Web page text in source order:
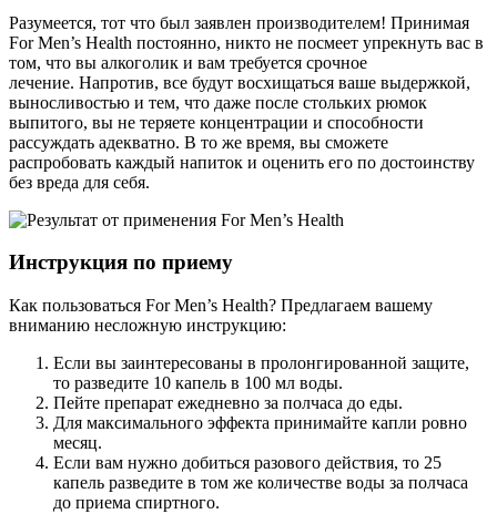
Разумеется, тот что был заявлен производителем! Принимая
For Men’s Health постоянно, никто не посмеет упрекнуть вас в
том, что вы алкоголик и вам требуется срочное
лечение. Напротив, все будут восхищаться ваше выдержкой,
выносливостью и тем, что даже после стольких рюмок
выпитого, вы не теряете концентрации и способности
рассуждать адекватно. В то же время, вы сможете
распробовать каждый напиток и оценить его по достоинству
без вреда для себя.
Инструкция по приему
Как пользоваться For Men’s Health? Предлагаем вашему
вниманию несложную инструкцию:
Если вы заинтересованы в пролонгированной защите,
то разведите 10 капель в 100 мл воды.
Пейте препарат ежедневно за полчаса до еды.
Для максимального эффекта принимайте капли ровно
месяц.
Если вам нужно добиться разового действия, то 25
капель разведите в том же количестве воды за полчаса
до приема спиртного.